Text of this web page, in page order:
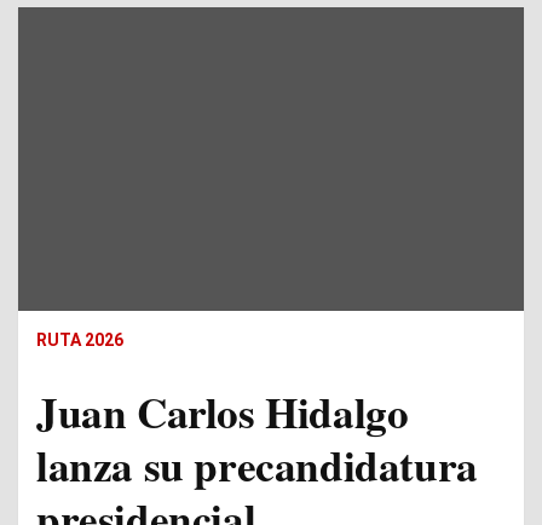
RUTA 2026
Juan Carlos Hidalgo
lanza su precandidatura